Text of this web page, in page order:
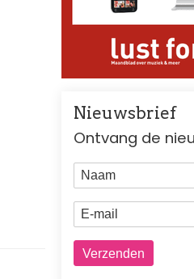
Nieuwsbrief
Ontvang de
Naam
E-mail